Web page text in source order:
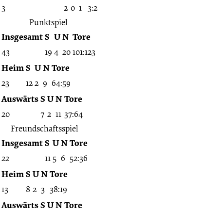
3 2 0 1 3:2
Punktspiel
InsgesamtS UN Tore
43 19 4 20101:123
HeimS UNTore
23 122 9 64:59
AuswärtsS UNTore
20 7 2 11 37:64
Freundschaftsspiel
InsgesamtS UNTore
22 11 5 6 52:36
HeimS UNTore
13 8 2 3 38:19
AuswärtsS UNTore